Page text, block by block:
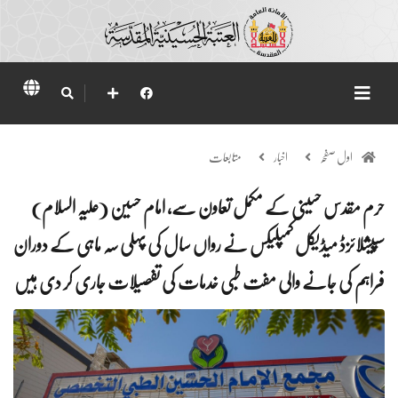
اول صفحہ اخبار متابعات
حرم مقدس حسینی کے مکمل تعاون سے، امام حسین (علیہ السلام)
سپیشلائزڈ میڈیکل کمپلیکس نے رواں سال کی پہلی سہ ماہی کے دوران
فراہم کی جانے والی مفت طبی خدمات کی تفصیلات جاری کر دی ہیں